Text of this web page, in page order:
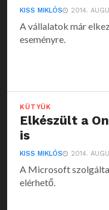
KISS MIKLÓS 2014.
A vállalatok már
eseményre.
KÜTYÜK
Elkészült a
is
KISS MIKLÓS 2014.
A Microsoft
elérhető.